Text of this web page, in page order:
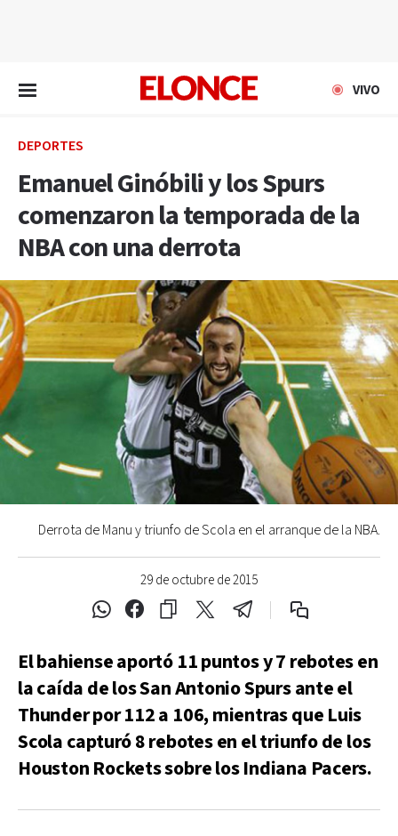
VIVO
DEPORTES
Emanuel Ginóbili y los Spurs
comenzaron la temporada de la
NBA con una derrota
29 de octubre de 2015
Derrota de Manu y triunfo de Scola en el arranque de la NBA.
El bahiense aportó 11 puntos y 7 rebotes en
la caída de los San Antonio Spurs ante el
Thunder por 112 a 106, mientras que Luis
Scola capturó 8 rebotes en el triunfo de los
Houston Rockets sobre los Indiana Pacers.